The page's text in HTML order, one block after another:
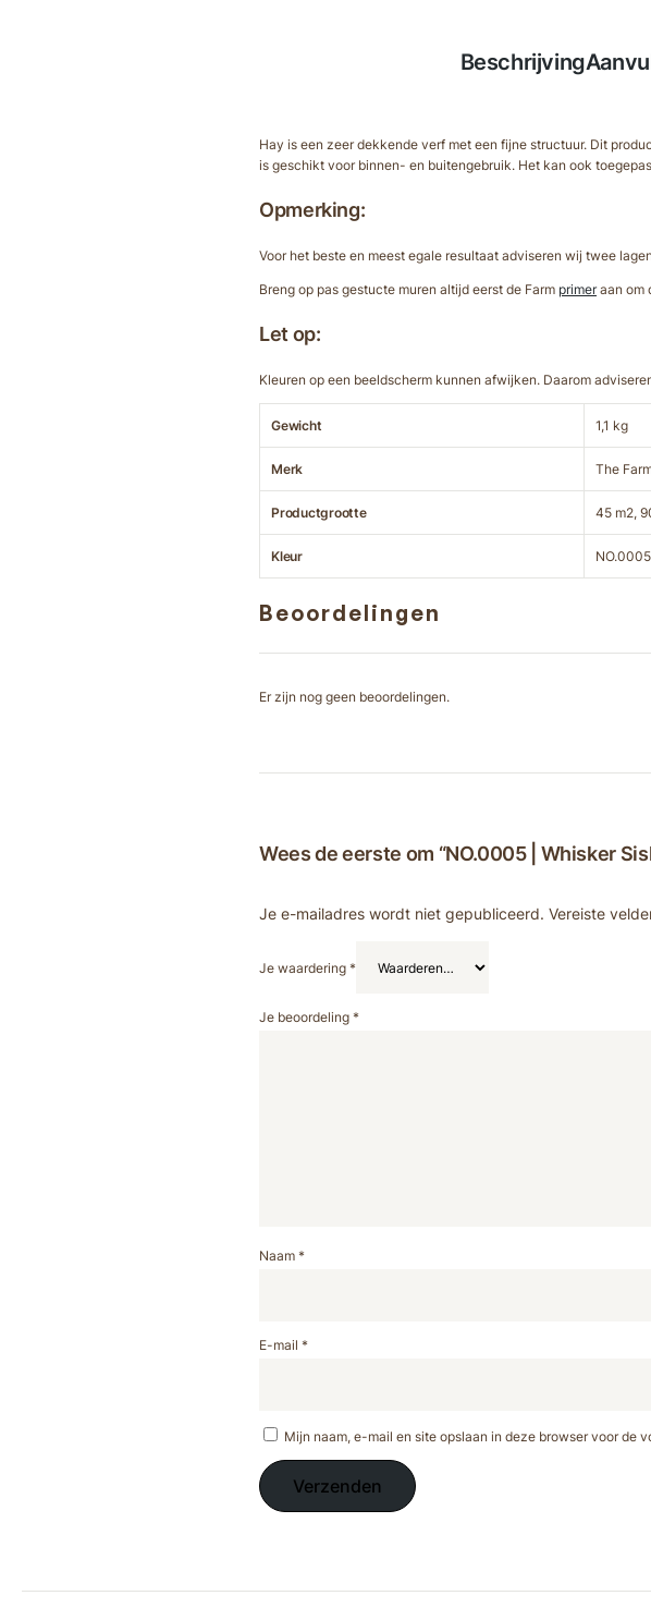
Beschrijving
Hay is een zeer dekkende verf met een fijne structuur. Dit
is geschikt voor binnen- en buitengebruik. Het kan ook
Opmerking:
Voor het beste en meest egale resultaat adviseren wij twee
Breng op pas gestucte muren altijd eerst de Farm primeraan om
Let op:
Kleuren op een beeldscherm kunnen afwijken. Daarom
Gewicht 1,1 kg
Merk The
Productgrootte 45 m2,
Kleur
Beoordelingen
Er zijn nog geen beoordelingen.
Wees de eerste om “NO.0005 | Whisker
Je e-mailadres wordt niet gepubliceerd. Vereiste
Je waardering *
Je beoordeling *
Naam *
E-mail *
Mijn naam, e-mail en site opslaan in deze browser voor de